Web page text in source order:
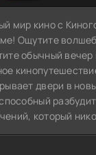
мир кино с
Ощутите
обычный
двери в
который